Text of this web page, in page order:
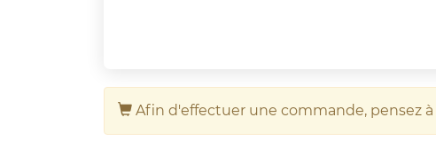
Afin d'effectuer une commande, pensez à